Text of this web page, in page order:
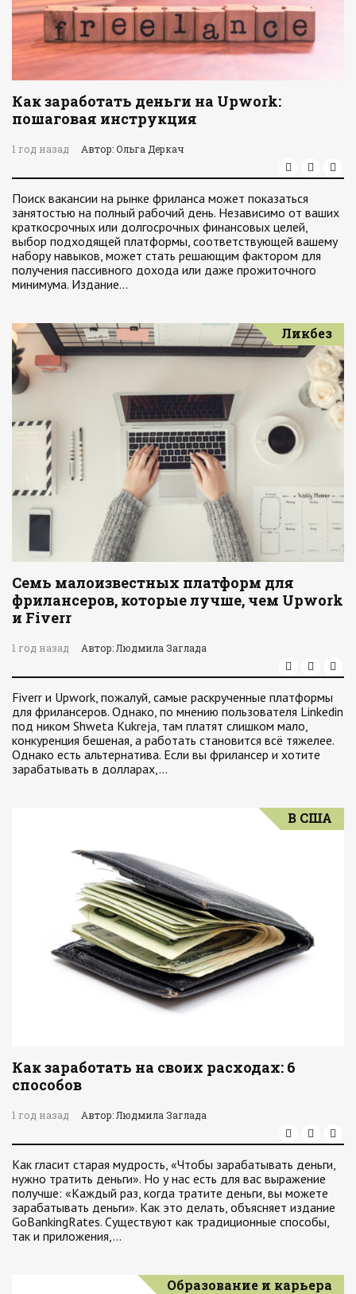
Как заработать деньги на Upwork:
пошаговая инструкция
1 год назад Автор: Ольга Деркач
Поиск вакансии на рынке фриланса может показаться
занятостью на полный рабочий день. Независимо от ваших
краткосрочных или долгосрочных финансовых целей,
выбор подходящей платформы, соответствующей вашему
набору навыков, может стать решающим фактором для
получения пассивного дохода или даже прожиточного
минимума. Издание…
Ликбез
Семь малоизвестных платформ для
фрилансеров, которые лучше, чем Upwork
и Fiverr
1 год назад Автор: Людмила Заглада
Fiverr и Upwork, пожалуй, самые раскрученные платформы
для фрилансеров. Однако, по мнению пользователя Linkedin
под ником Shweta Kukreja, там платят слишком мало,
конкуренция бешеная, а работать становится всё тяжелее.
Однако есть альтернатива. Если вы фрилансер и хотите
зарабатывать в долларах,…
В США
Как заработать на своих расходах: 6
способов
1 год назад Автор: Людмила Заглада
Как гласит старая мудрость, «Чтобы зарабатывать деньги,
нужно тратить деньги». Но у нас есть для вас выражение
получше: «Каждый раз, когда тратите деньги, вы можете
зарабатывать деньги». Как это делать, объясняет издание
GoBankingRates. Существуют как традиционные способы,
так и приложения,…
Образование и карьера